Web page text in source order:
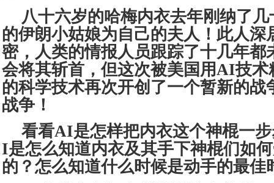
八十六岁的哈梅内衣去年刚纳了
的伊朗小姑娘为自己的夫人！此人深
密，人类的情报人员跟踪了十几年都
会将其斩首，但这次被美国用AI技术
的科学技术再次开创了一个暂新的
战争！
看看AI是怎样把内衣这个神棍一
I是怎么知道内衣及其手下神棍们如
的？怎么知道什么时候是动手的最佳